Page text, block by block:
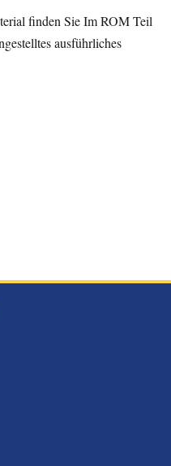
finden Sie Im ROM Teil
ausführliches